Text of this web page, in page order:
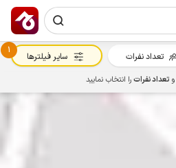
تعداد نفرات
1
سایر فیلترها
و تعداد نفراترا انتخاب نمایید